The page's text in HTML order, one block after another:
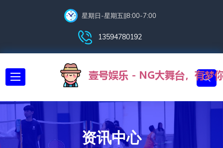
星期日-星期五||8:00-7:00
13594780192
资讯中心